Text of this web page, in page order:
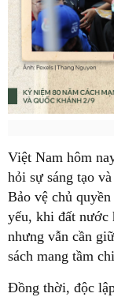
Việt Nam hôm
hỏi sự sáng tạo
Bảo vệ chủ
yếu, khi đất nước
nhưng vẫn cần
sách mang tầm
Đồng thời, độc